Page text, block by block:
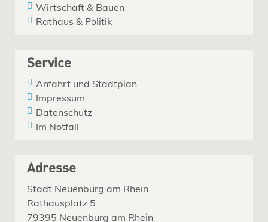
Wirtschaft & Bauen
Rathaus & Politik
Service
Anfahrt und Stadtplan
Impressum
Datenschutz
Im Notfall
Adresse
Stadt Neuenburg am Rhein
Rathausplatz 5
79395 Neuenburg am Rhein